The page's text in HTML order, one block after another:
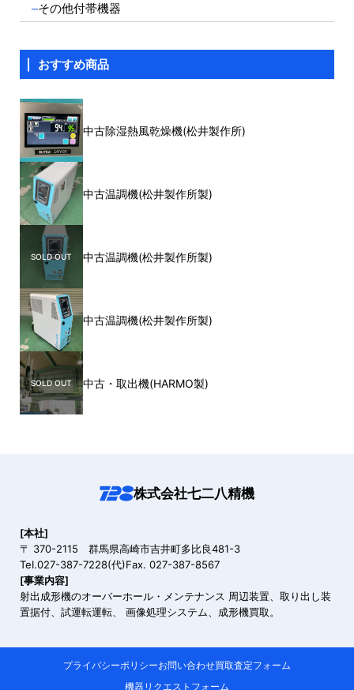
その他付帯機器
おすすめ商品
中古除湿熱風乾燥機(松井製作所)
中古温調機(松井製作所製)
中古温調機(松井製作所製)
中古温調機(松井製作所製)
中古・取出機(HARMO製)
株式会社七二八精機
[本社]
〒 370-2115 群馬県高崎市吉井町多比良481-3
TeI.027-387-7228(代)Fax. 027-387-8567
[事業内容]
射出成形機のオーバーホール・メンテナンス 周辺装置、取り出し装
置据付、 試運転運転、 画像処理システム、成形機買取。
プライバシーポリシーお問い合わせ買取査定フォーム
機器リクエストフォーム